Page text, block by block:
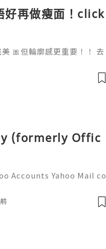
好再做瘦面！click
🎀但輪廓感更重要！！ 去
直係天衣無縫!
(formerly Offic
Accounts Yahoo Mail co
and online a